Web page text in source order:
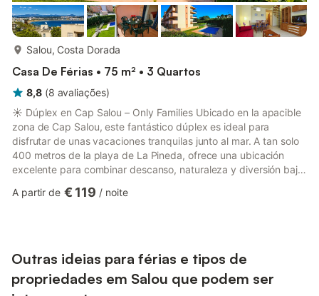
Salou, Costa Dorada
Casa De Férias • 75 m² • 3 Quartos
8,8 (8 avaliações)
☀️ Dúplex en Cap Salou – Only Families Ubicado en la apacible
zona de Cap Salou, este fantástico dúplex es ideal para
disfrutar de unas vacaciones tranquilas junto al mar. A tan solo
400 metros de la playa de La Pineda, ofrece una ubicación
excelente para combinar descanso, naturaleza y diversión bajo
agradable área comunitaria con jardín y piscina de temporada,
W...
A partir de € 119 / noite
Outras ideias para férias e tipos de
propriedades em Salou que podem ser